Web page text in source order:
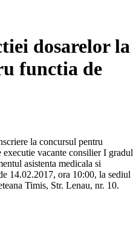
dosarelor la
functia de
la concursul pentru
vacante consilier I gradul
asistenta medicala si
14.02.2017, ora 10:00, la sediul
Timis, Str. Lenau, nr. 10.